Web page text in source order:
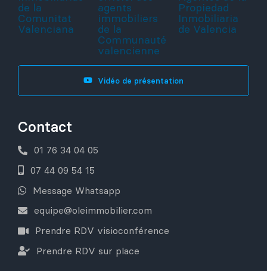
Vidéo de présentation
Contact
01 76 34 04 05
07 44 09 54 15
Message Whatsapp
equipe@oleimmobilier.com
Prendre RDV visioconférence
Prendre RDV sur place